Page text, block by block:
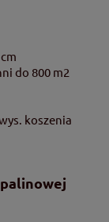
do 800 m2
koszenia